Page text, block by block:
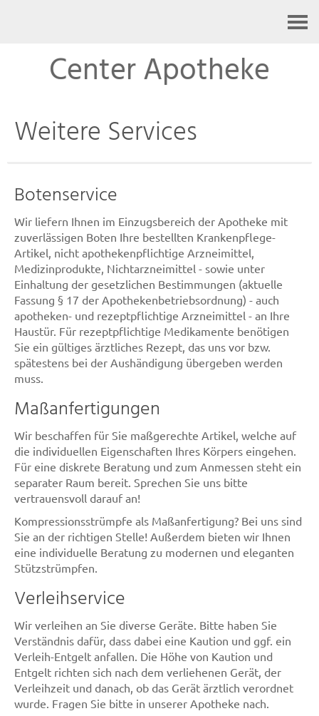
Center Apotheke
Weitere Services
Botenservice
Wir liefern Ihnen im Einzugsbereich der Apotheke mit
zuverlässigen Boten Ihre bestellten Krankenpflege-
Artikel, nicht apothekenpflichtige Arzneimittel,
Medizinprodukte, Nichtarzneimittel - sowie unter
Einhaltung der gesetzlichen Bestimmungen (aktuelle
Fassung § 17 der Apothekenbetriebsordnung) - auch
apotheken- und rezeptpflichtige Arzneimittel - an Ihre
Haustür. Für rezeptpflichtige Medikamente benötigen
Sie ein gültiges ärztliches Rezept, das uns vor bzw.
spätestens bei der Aushändigung übergeben werden
muss.
Maßanfertigungen
Wir beschaffen für Sie maßgerechte Artikel, welche auf
die individuellen Eigenschaften Ihres Körpers eingehen.
Für eine diskrete Beratung und zum Anmessen steht ein
separater Raum bereit. Sprechen Sie uns bitte
vertrauensvoll darauf an!
Kompressionsstrümpfe als Maßanfertigung? Bei uns sind
Sie an der richtigen Stelle! Außerdem bieten wir Ihnen
eine individuelle Beratung zu modernen und eleganten
Stützstrümpfen.
Verleihservice
Wir verleihen an Sie diverse Geräte. Bitte haben Sie
Verständnis dafür, dass dabei eine Kaution und ggf. ein
Verleih-Entgelt anfallen. Die Höhe von Kaution und
Entgelt richten sich nach dem verliehenen Gerät, der
Verleihzeit und danach, ob das Gerät ärztlich verordnet
wurde. Fragen Sie bitte in unserer Apotheke nach.